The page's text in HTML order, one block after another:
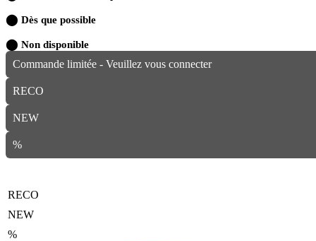
⬤ Dès que possible
⬤ Non disponible
Commande limitée - Veuillez vous connecter
RECO
NEW
%
RECO
NEW
%